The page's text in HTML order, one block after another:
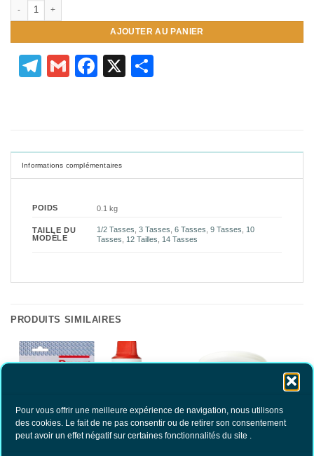
Pour vous offrir une meilleure expérience de navigation, nous utilisons
des cookies. Le fait de ne pas consentir ou de retirer son consentement
peut avoir un effet négatif sur certaines fonctionnalités du site .
quantité de Joints pour Cafetières Italiennes 1 Tasse
AJOUTER AU PANIER
Telegram
GmailFacebook
X
Informations complémentaires
POIDS 0.1 kg
TAILLE DU
MODÈLE
1/2 Tasses, 3 Tasses, 6 Tasses, 9 Tasses, 10
Tasses, 12 Tailles, 14 Tasses
PRODUITS SIMILAIRES